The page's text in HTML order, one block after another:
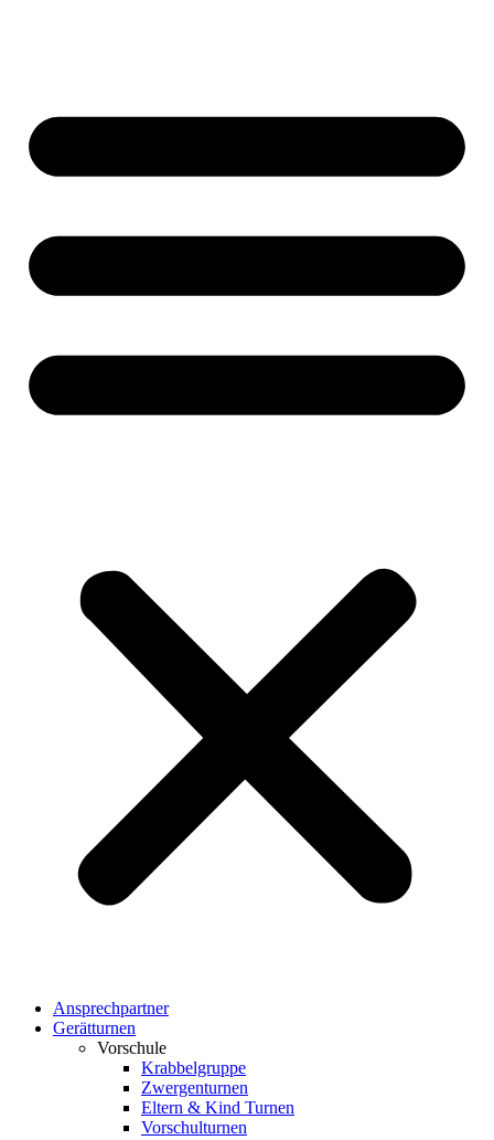
Ansprechpartner
Gerätturnen
Vorschule
Krabbelgruppe
Zwergenturnen
Eltern & Kind Turnen
Vorschulturnen